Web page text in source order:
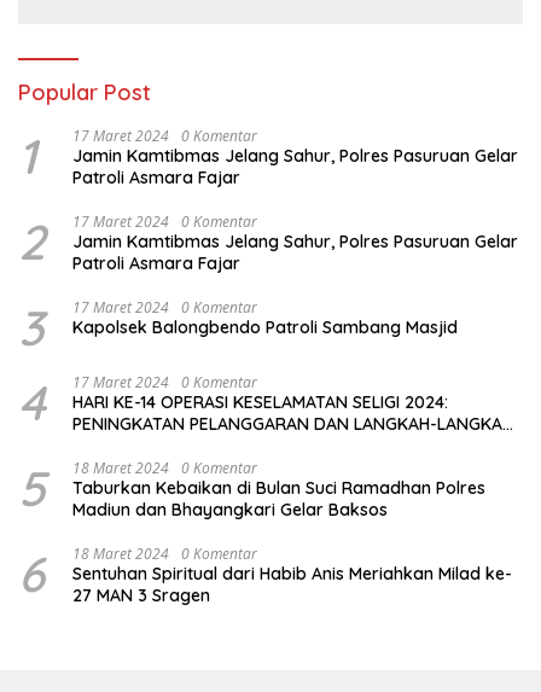
Popular Post
1 17 Maret 2024 0 Komentar
Jamin Kamtibmas Jelang Sahur, Polres Pasuruan Gelar
Patroli Asmara Fajar
2 17 Maret 2024 0 Komentar
Jamin Kamtibmas Jelang Sahur, Polres Pasuruan Gelar
Patroli Asmara Fajar
3 17 Maret 2024 0 Komentar
Kapolsek Balongbendo Patroli Sambang Masjid
4 17 Maret 2024 0 Komentar
HARI KE-14 OPERASI KESELAMATAN SELIGI 2024:
PENINGKATAN PELANGGARAN DAN LANGKAH-LANGKAH
5 18 Maret 2024 0 Komentar
Taburkan Kebaikan di Bulan Suci Ramadhan Polres
Madiun dan Bhayangkari Gelar Baksos
6 18 Maret 2024 0 Komentar
Sentuhan Spiritual dari Habib Anis Meriahkan Milad ke-
27 MAN 3 Sragen